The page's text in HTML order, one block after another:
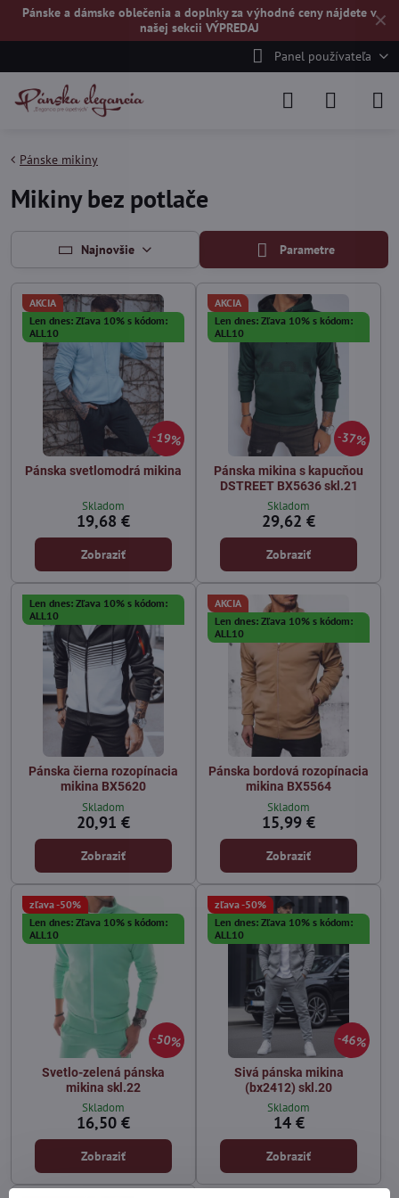
✕
Pánske a dámske oblečenia a doplnky za výhodné ceny nájdete v
našej sekcii VÝPREDAJ
Panel používateľa
Pánske mikiny
Mikiny bez potlače
Najnovšie Parametre
19%
AKCIA
Len dnes: Zľava 10% s kódom:
ALL10
Pánska svetlomodrá mikina
Skladom
19,68 €
Zobraziť
37%
AKCIA
Len dnes: Zľava 10% s kódom:
ALL10
Pánska mikina s kapucňou
DSTREET BX5636 skl.21
Skladom
29,62 €
Zobraziť
Len dnes: Zľava 10% s kódom:
ALL10
Pánska čierna rozopínacia
mikina BX5620
Skladom
20,91 €
Zobraziť
AKCIA
Len dnes: Zľava 10% s kódom:
ALL10
Pánska bordová rozopínacia
mikina BX5564
Skladom
15,99 €
Zobraziť
50%
zľava -50%
Len dnes: Zľava 10% s kódom:
ALL10
Svetlo-zelená pánska
mikina skl.22
Skladom
16,50 €
Zobraziť
46%
zľava -50%
Len dnes: Zľava 10% s kódom:
ALL10
Sivá pánska mikina
(bx2412) skl.20
Skladom
14 €
Zobraziť